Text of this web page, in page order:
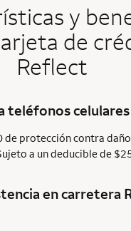
y
de
Reflect
teléfonos celulares
de protección contra
a un deducible de
en carretera